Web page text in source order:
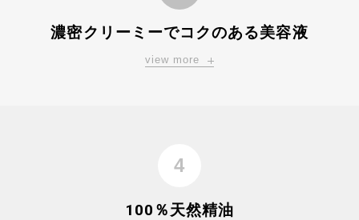
濃密クリーミーでコクのある美容液
view more
4
100％天然精油